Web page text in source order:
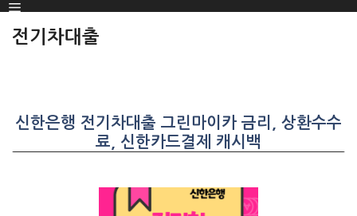
SKIP
TO
Menu
전기차대출
신한은행 전기차대출 그린마이카 금리, 상환수수
료, 신한카드결제 캐시백